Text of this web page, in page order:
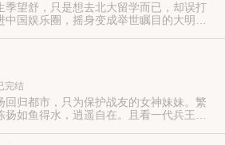
季望舒，只是想去北大留学而已，却误打
中国娱乐圈，摇身变成举世瞩目的大明
完结
回归都市，只为保护战友的女神妹妹。繁
扬如鱼得水，逍遥自在。且看一代兵王如